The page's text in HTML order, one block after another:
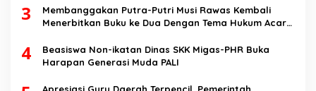
3
Membanggakan Putra-Putri Musi Rawas Kembali
Menerbitkan Buku ke Dua Dengan Tema Hukum Acara
4
Beasiswa Non-ikatan Dinas SKK Migas-PHR Buka
Harapan Generasi Muda PALI